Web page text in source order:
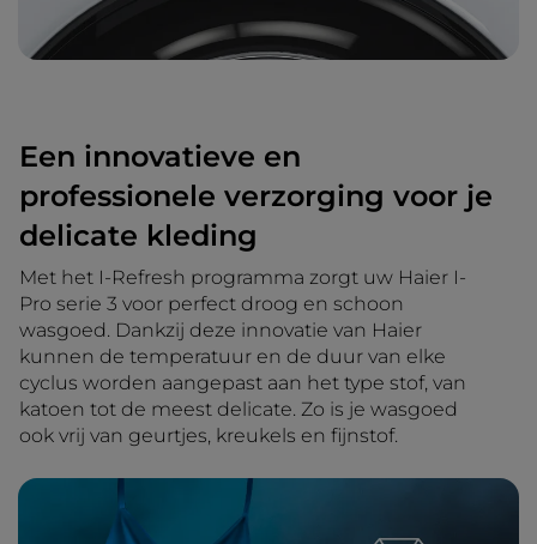
Een innovatieve en
professionele verzorging voor je
delicate kleding
Met het I-Refresh programma zorgt uw Haier I-
Pro serie 3 voor perfect droog en schoon
wasgoed. Dankzij deze innovatie van Haier
kunnen de temperatuur en de duur van elke
cyclus worden aangepast aan het type stof, van
katoen tot de meest delicate. Zo is je wasgoed
ook vrij van geurtjes, kreukels en fijnstof.